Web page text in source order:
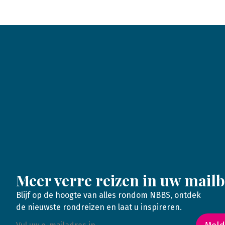
Meer verre reizen in uw
Blijf op de hoogte van alles rondom NBBS, ontdek
de nieuwste rondreizen en laat u inspireren.